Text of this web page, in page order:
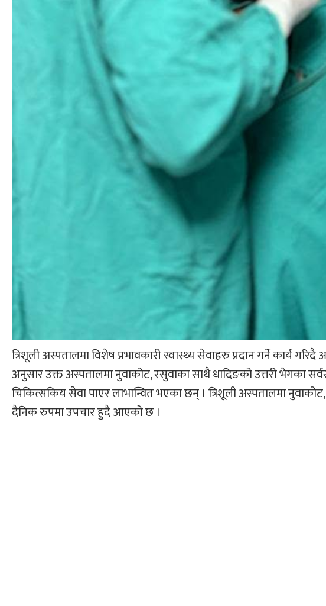
त्रिशूली अस्पतालमा विशेष प्रभावकारी स्वास्थ्य सेवाहरु प्रदान गर्ने कार्य
अनुसार उक्त अस्पतालमा नुवाकोट, रसुवाका साथै धादिङको उत्तरी भेगका
चिकित्सकिय सेवा पाएर लाभान्वित भएका छन् । त्रिशूली अस्पतालमा
दैनिक रुपमा उपचार हुदै आएको छ ।